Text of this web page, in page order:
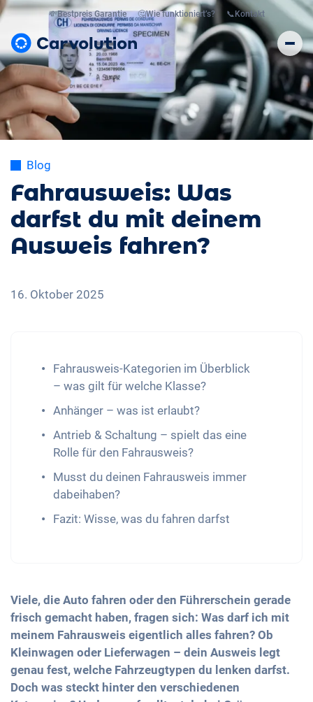
💸Bestpreis Garantie 🤔Wie funktioniert’s? 📞 Kontakt
Blog
Fahrausweis: Was
darfst du mit deinem
Ausweis fahren?
16. Oktober 2025
Fahrausweis-Kategorien im Überblick
– was gilt für welche Klasse?
Anhänger – was ist erlaubt?
Antrieb & Schaltung – spielt das eine
Rolle für den Fahrausweis?
Musst du deinen Fahrausweis immer
dabeihaben?
Fazit: Wisse, was du fahren darfst
Viele, die Auto fahren oder den Führerschein gerade
frisch gemacht haben, fragen sich: Was darf ich mit
meinem Fahrausweis eigentlich alles fahren? Ob
Kleinwagen oder Lieferwagen – dein Ausweis legt
genau fest, welche Fahrzeugtypen du lenken darfst.
Doch was steckt hinter den verschiedenen